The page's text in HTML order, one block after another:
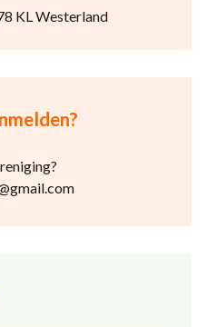
KL Westerland